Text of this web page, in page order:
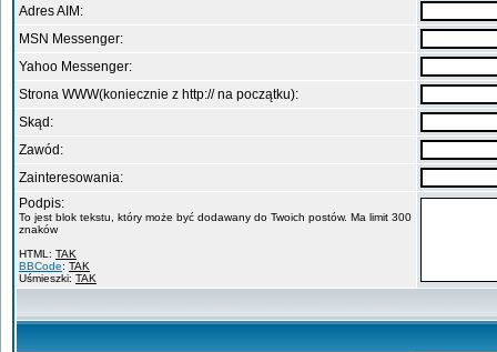
Adres AIM:
MSN Messenger:
Yahoo Messenger:
Strona WWW(koniecznie z http:// na początku):
Skąd:
Zawód:
Zainteresowania:
Podpis:
To jest blok tekstu, który może być dodawany do Twoich postów. Ma limit 300
znaków
HTML: TAK
BBCode: TAK
Uśmieszki: TAK